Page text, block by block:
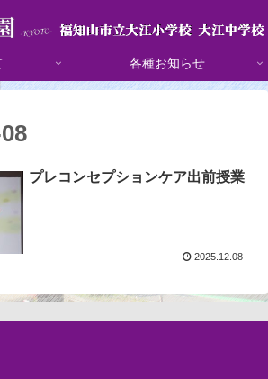
各種お知らせ
プレコンセプションケア出前授業
2025.12.08